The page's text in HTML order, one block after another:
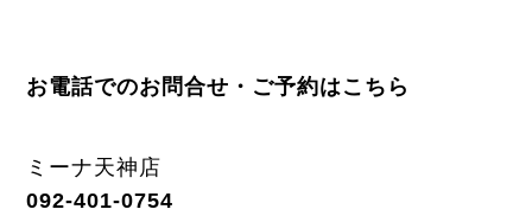
お電話でのお問合せ・ご予約はこちら
ミーナ天神店
092-401-0754